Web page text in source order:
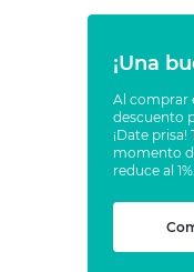
¡Una
Al comprar
descuento
¡Date prisa!
momento
reduce al 1%.